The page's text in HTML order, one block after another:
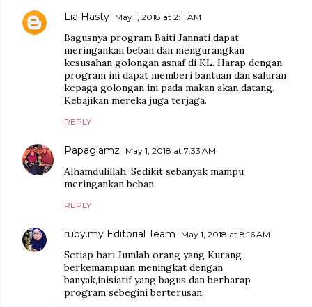
Lia Hasty May 1, 2018 at 2:11 AM
Bagusnya program Baiti Jannati dapat
meringankan beban dan mengurangkan
kesusahan golongan asnaf di KL. Harap dengan
program ini dapat memberi bantuan dan saluran
kepaga golongan ini pada makan akan datang.
Kebajikan mereka juga terjaga.
REPLY
Papaglamz May 1, 2018 at 7:33 AM
Alhamdulillah. Sedikit sebanyak mampu
meringankan beban
REPLY
ruby.my Editorial Team May 1, 2018 at 8:16 AM
Setiap hari Jumlah orang yang Kurang
berkemampuan meningkat dengan
banyak,inisiatif yang bagus dan berharap
program sebegini berterusan.